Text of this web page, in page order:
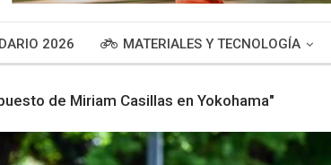
2026 MATERIALES Y TECNOLOGÍA
de Miriam Casillas en Yokohama"